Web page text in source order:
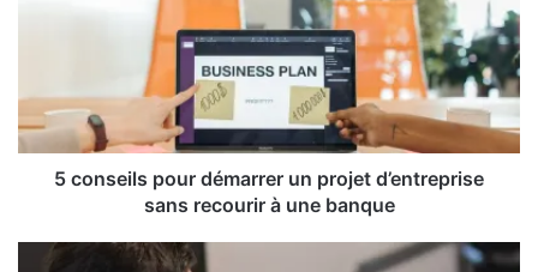
5 conseils pour démarrer un projet d’entreprise
sans recourir à une banque